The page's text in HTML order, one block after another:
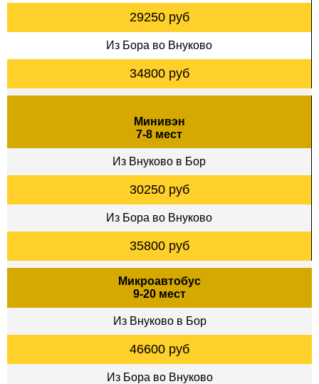
29250 руб
Из Бора во Внуково
34800 руб
Минивэн
7-8 мест
Из Внуково в Бор
30250 руб
Из Бора во Внуково
35800 руб
Микроавтобус
9-20 мест
Из Внуково в Бор
46600 руб
Из Бора во Внуково